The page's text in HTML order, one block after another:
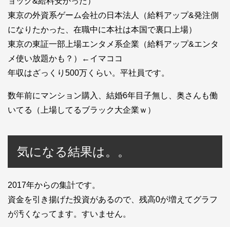
東京の外資系ゲーム会社の日本法人（給料アップ&発注側
になりたかった、在職中に本社は本国で裏口上場）
東京の東証一部上場エンタメ系企業（給料アップ&エンタ
メ使い放題かも？）←イマココ
年収はざっくり500万くらい。平社員です。
数年前にマンション購入、結婚6年目子無し、奥さんも働
いてる（上場してるブラック大企業ｗ）
気になる結果は。。
2017年からの集計です。
資金を引き揚げた投資があるので、残高0が増えてグラフ
が汚くなってます。すいません。